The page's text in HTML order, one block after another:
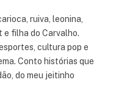
ruiva, leonina,
e filha do Carvalho.
cultura pop e
Conto histórias que
do meu jeitinho